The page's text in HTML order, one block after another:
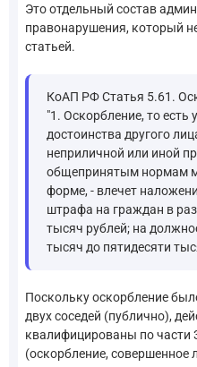
Это отдельный состав
правонарушения, который
статьей.
КоАП РФ Статья 5.61.
"1. Оскорбление, то есть
достоинства другого
неприличной или иной
общепринятым нормам
форме, - влечет
штрафа на граждан в
тысяч рублей; на
тысяч до пятидесяти
Поскольку оскорбление
двух соседей (публично),
квалифицированы по части
(оскорбление,